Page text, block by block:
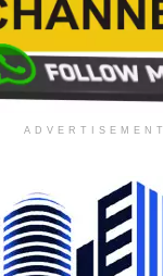
ADVERTISEMENT